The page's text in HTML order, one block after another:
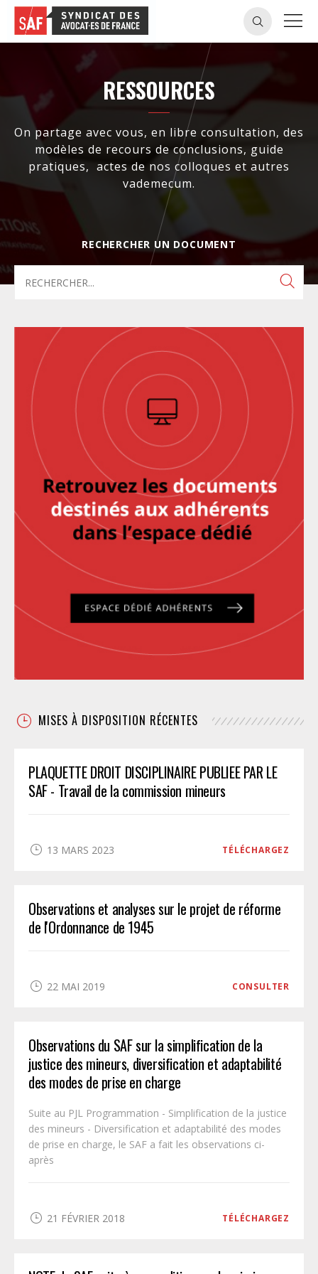
RESSOURCES
On partage avec vous, en libre consultation, des
modèles de recours de conclusions, guide
pratiques, actes de nos colloques et autres
vademecum.
RECHERCHER UN DOCUMENT
MISES À DISPOSITION RÉCENTES
PLAQUETTE DROIT DISCIPLINAIRE PUBLIEE PAR LE
SAF - Travail de la commission mineurs
13 MARS 2023 TÉLÉCHARGEZ
Observations et analyses sur le projet de réforme
de l'Ordonnance de 1945
22 MAI 2019 CONSULTER
Observations du SAF sur la simplification de la
justice des mineurs, diversification et adaptabilité
des modes de prise en charge
Suite au PJL Programmation - Simplification de la justice
des mineurs - Diversification et adaptabilité des modes
de prise en charge, le SAF a fait les observations ci-
après
21 FÉVRIER 2018 TÉLÉCHARGEZ